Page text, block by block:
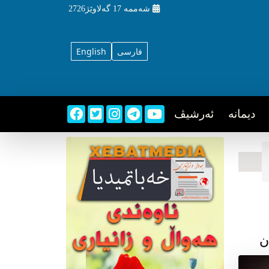
شه‌ممه‌ 17 گه‌لاوێژ2726
English فارسی
دیمانه ئه‌رشیڤ